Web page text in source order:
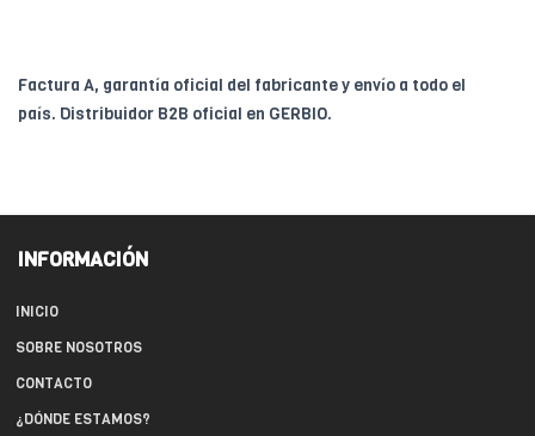
Factura A, garantía oficial del fabricante y envío a todo el
país. Distribuidor B2B oficial en GERBIO.
INFORMACIÓN
INICIO
SOBRE NOSOTROS
CONTACTO
¿DÓNDE ESTAMOS?